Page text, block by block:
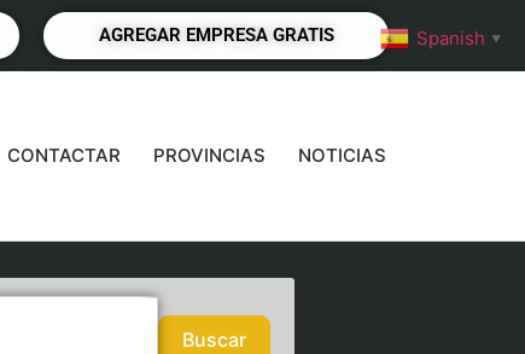
AGREGAR EMPRESA GRATIS
CONTACTAR PROVINCIAS NOTICIAS
BuscarBuscar
Spanish ▼